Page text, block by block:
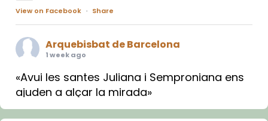
View on Facebook · Share
Arquebisbat de Barcelona
1 week ago
«Avui les santes Juliana i Semproniana ens
ajuden a alçar la mirada»
Mons. Sergi Gordo, bisbe de Tortosa, ha